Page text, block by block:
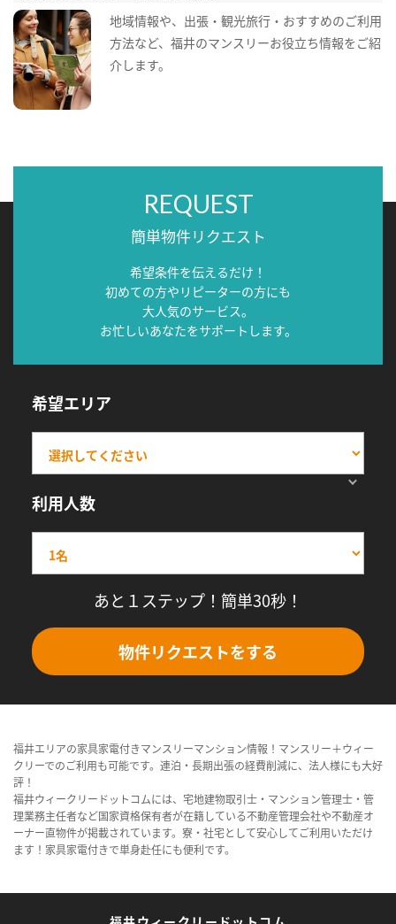
地域情報や、出張・観光旅行・おすすめのご利用
方法など、福井のマンスリーお役立ち情報をご紹
介します。
REQUEST
簡単物件リクエスト
希望条件を伝えるだけ！
初めての方やリピーターの方にも
大人気のサービス。
お忙しいあなたをサポートします。
希望エリア
利用人数
あと１ステップ！簡単30秒！
物件リクエストをする
福井エリアの家具家電付きマンスリーマンション情報！マンスリー＋ウィー
クリーでのご利用も可能です。連泊・長期出張の経費削減に、法人様にも大好
評！
福井ウィークリードットコムには、宅地建物取引士・マンション管理士・管
理業務主任者など国家資格保有者が在籍している不動産管理会社や不動産オ
ーナー直物件が掲載されています。寮・社宅として安心してご利用いただけ
ます！家具家電付きで単身赴任にも便利です。